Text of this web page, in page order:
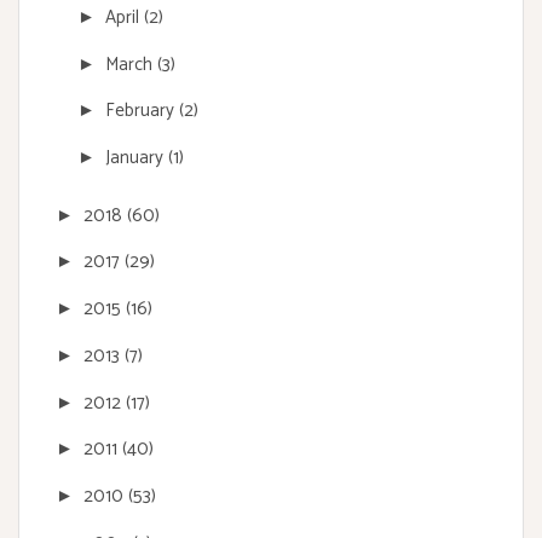
► April (2)
► March (3)
► February(2)
► January(1)
► 2018 (60)
► 2017(29)
► 2015 (16)
► 2013 (7)
► 2012(17)
► 2011 (40)
► 2010 (53)